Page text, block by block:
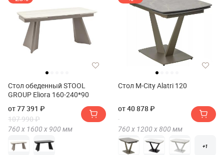
Стол обеденный STOOL
GROUP Eliora 160-240*90
от 77 391 ₽
107 990 ₽
760 х 1600 х 900 мм
Стол M-City Alatri 120
от 40 878 ₽
760 х 1200 х800 мм
+1